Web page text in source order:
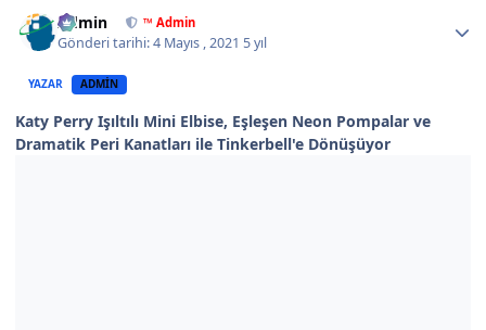
Admin ™ Admin
Gönderi tarihi:4 Mayıs , 2021 5 yıl
YAZAR ADMIN
Katy Perry Işıltılı Mini Elbise, Eşleşen Neon Pompalar ve
Dramatik Peri Kanatları ile Tinkerbell'e Dönüşüyor